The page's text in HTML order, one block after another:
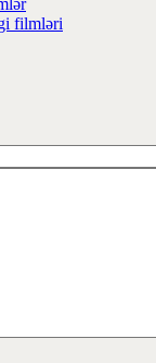
filmləri